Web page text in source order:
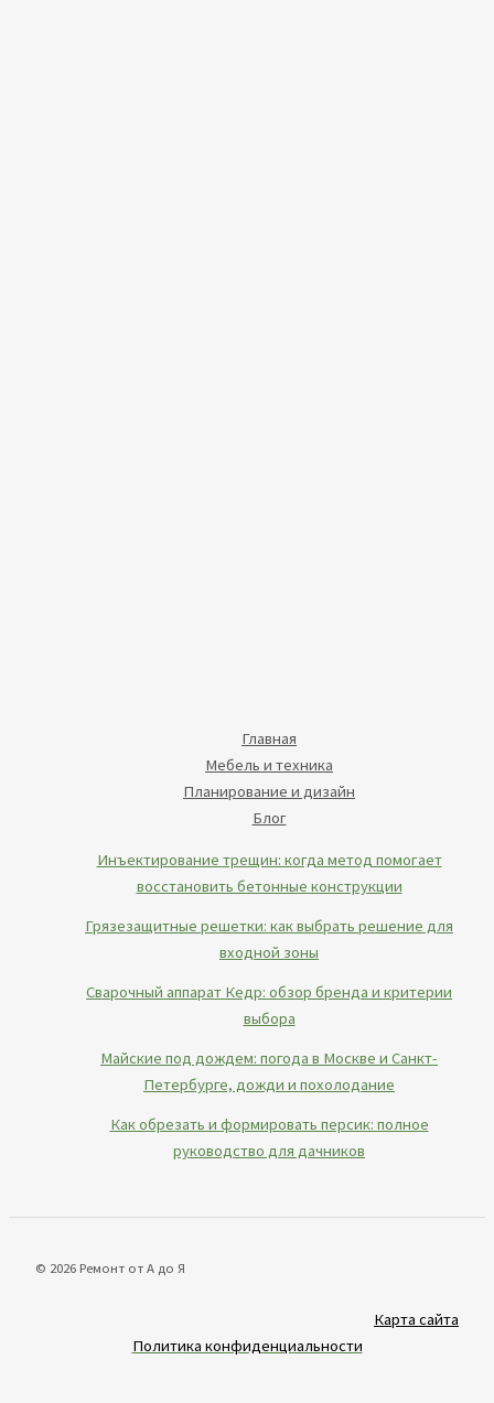
Главная
Мебель и техника
Планирование и дизайн
Блог
Инъектирование трещин: когда метод помогает
восстановить бетонные конструкции
Грязезащитные решетки: как выбрать решение для
входной зоны
Сварочный аппарат Кедр: обзор бренда и критерии
выбора
Майские под дождем: погода в Москве и Санкт-
Петербурге, дожди и похолодание
Как обрезать и формировать персик: полное
руководство для дачников
© 2026 Ремонт от А до Я
Карта сайта
Политика конфиденциальности